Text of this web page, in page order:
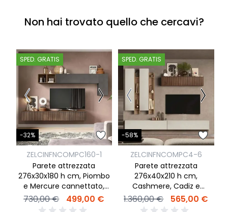
Non hai trovato quello che cercavi?
SPED. GRATIS
-32%
ZELCINFNCOMPC160-1
Parete attrezzata
276x30x180 h cm, Piombo
e Mercure cannettato,
collezione Logica
730,00 € 499,00 €
SPED. GRATIS
-58%
ZELCINFNCOMPC4-6
Parete attrezzata
276x40x210 h cm,
Cashmere, Cadiz e
Mercure cannettato,
collezione Logica
1.360,00 € 565,00 €